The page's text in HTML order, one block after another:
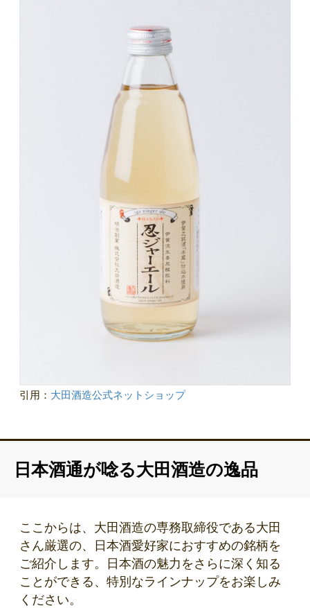
引用： 大田酒造公式ネットショップ
日本酒通が唸る大田酒造の逸品
ここからは、大田酒造の専務取締役である大田
さん厳選の、日本酒愛好家におすすめの銘柄を
ご紹介します。日本酒の魅力をさらに深く知る
ことができる、特別なラインナップをお楽しみ
ください。